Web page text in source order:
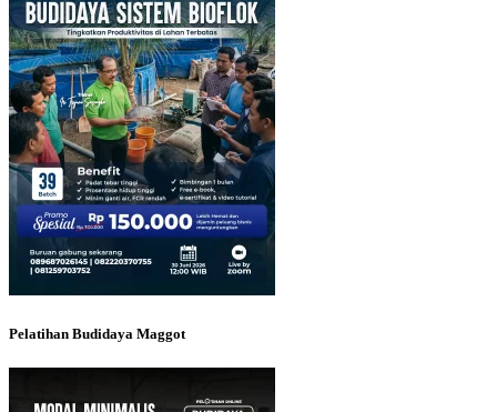
Pelatihan Budidaya Maggot